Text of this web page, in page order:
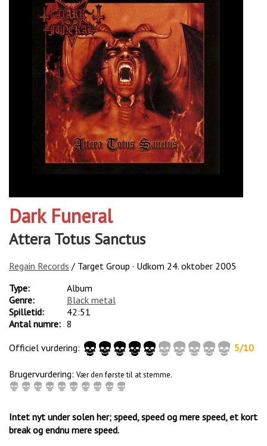
Dark Funeral
Attera Totus Sanctus
Regain Records / Target Group · Udkom 24. oktober 2005
Type:
Album
Genre:
Black metal
Spilletid:
42:51
Antal numre: 8
Officiel vurdering:
5/10
Brugervurdering: Vær den første til at stemme.
Intet nyt under solen her; speed, speed og mere speed, et kort
break og endnu mere speed.